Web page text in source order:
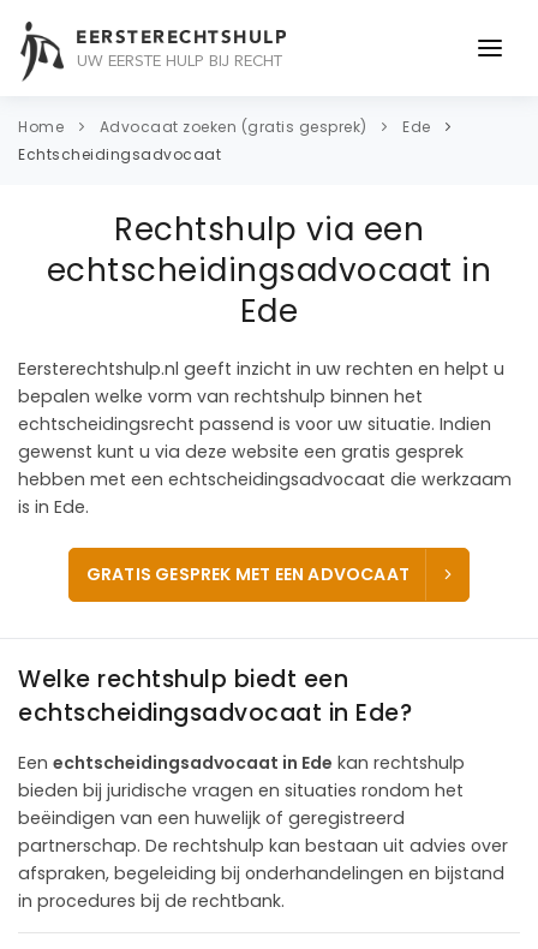
EERSTERECHTSHULP
UW EERSTE HULP BIJ RECHT
ONDERWERPEN
ADVOCAAT
OVER ONS
Home Advocaat zoeken (gratis gesprek)
Ede
Echtscheidingsadvocaat
Rechtshulp via een
echtscheidingsadvocaat in
Ede
Eersterechtshulp.nl geeft inzicht in uw rechten en helpt u
bepalen welke vorm van rechtshulp binnen het
echtscheidingsrecht passend is voor uw situatie. Indien
gewenst kunt u via deze website een gratis gesprek
hebben met een echtscheidingsadvocaat die werkzaam
is in Ede.
GRATIS GESPREK MET EEN ADVOCAAT
Welke rechtshulp biedt een
echtscheidingsadvocaat in Ede?
Een echtscheidingsadvocaat in Ede kan rechtshulp
bieden bij juridische vragen en situaties rondom het
beëindigen van een huwelijk of geregistreerd
partnerschap. De rechtshulp kan bestaan uit advies over
afspraken, begeleiding bij onderhandelingen en bijstand
in procedures bij de rechtbank.